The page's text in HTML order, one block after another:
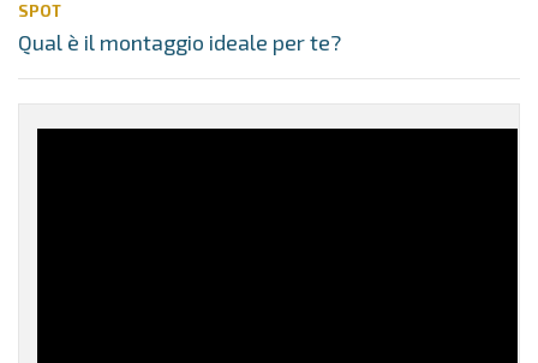
SPOT
Qual è il montaggio ideale per te?